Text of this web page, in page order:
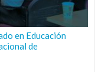
en Educación
de